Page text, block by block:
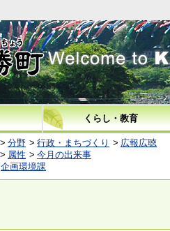
上勝町
くらし・教育
分野 行政・まちづくり
広報広聴
属性
今月の出来事
企画環境課